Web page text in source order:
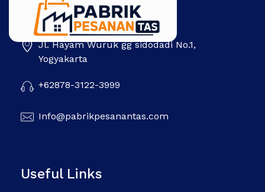
Pabrik Pesanan Tas Jl. Hayam Wuruk gg sidodadi No.1,
Yogyakarta
+62878-3122-3999
Info@pabrikpesanantas.com
Useful Links